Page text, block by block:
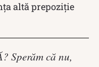
altă prepoziție
Sperăm că nu,